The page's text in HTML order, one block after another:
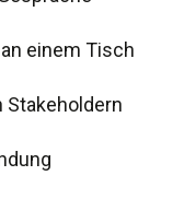
einem Tisch